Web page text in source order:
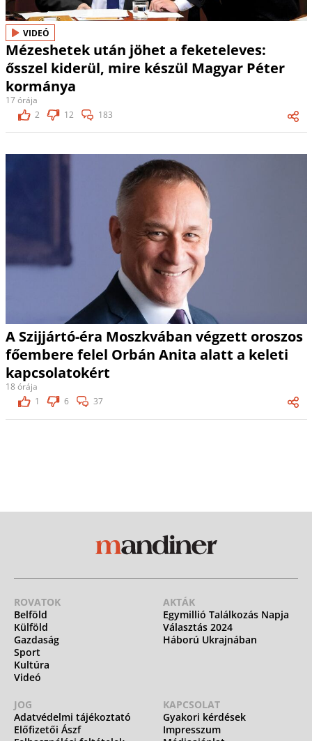
VIDEÓ
Mézeshetek után jöhet a feketeleves:
ősszel kiderül, mire készül Magyar Péter
kormánya
17 órája
2
12 183
A Szijjártó-éra Moszkvában végzett oroszos
főembere felel Orbán Anita alatt a keleti
kapcsolatokért
18 órája
1
6 37
ROVATOK
Belföld
Külföld
Gazdaság
Sport
Kultúra
Videó
AKTÁK
Egymillió Találkozás Napja
Választás 2024
Háború Ukrajnában
JOG
Adatvédelmi tájékoztató
Előfizetői Ászf
KAPCSOLAT
Gyakori kérdések
Impresszum